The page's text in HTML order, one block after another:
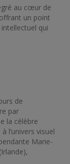
au cœur de
un point
qui
de
par
la célèbre
l’univers visuel
Marie-